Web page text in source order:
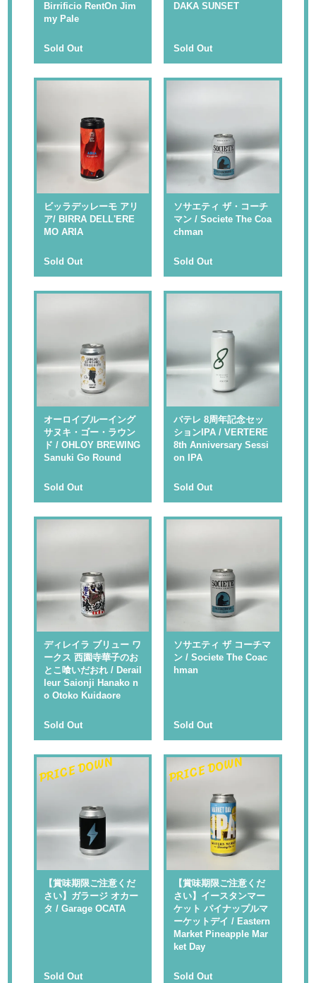
Birrificio RentOn Jim
my Pale
Sold Out
DAKA SUNSET
Sold Out
ビッラデッレーモ アリ
ア/ BIRRA DELL'ERE
MO ARIA
Sold Out
ソサエティ ザ・コーチ
マン / Societe The Coa
chman
Sold Out
オーロイブルーイング
サヌキ・ゴー・ラウン
ド / OHLOY BREWING
Sanuki Go Round
Sold Out
バテレ 8周年記念セッ
ションIPA / VERTERE
8th Anniversary Sessi
on IPA
Sold Out
ディレイラ ブリュー ワ
ークス 西園寺華子のお
とこ喰いだおれ / Derail
leur Saionji Hanako n
o Otoko Kuidaore
Sold Out
ソサエティ ザ コーチマ
ン / Societe The Coac
hman
Sold Out
PRICE DOWN
【賞味期限ご注意くだ
さい】ガラージ オカー
タ / Garage OCATA
Sold Out
PRICE DOWN
【賞味期限ご注意くだ
さい】イースタンマー
ケット パイナップルマ
ーケットデイ / Eastern
Market Pineapple Mar
ket Day
Sold Out